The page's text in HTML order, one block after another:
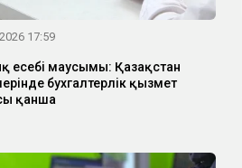
17:59
есебі маусымы: Қазақстан
бухгалтерлік қызмет
қанша